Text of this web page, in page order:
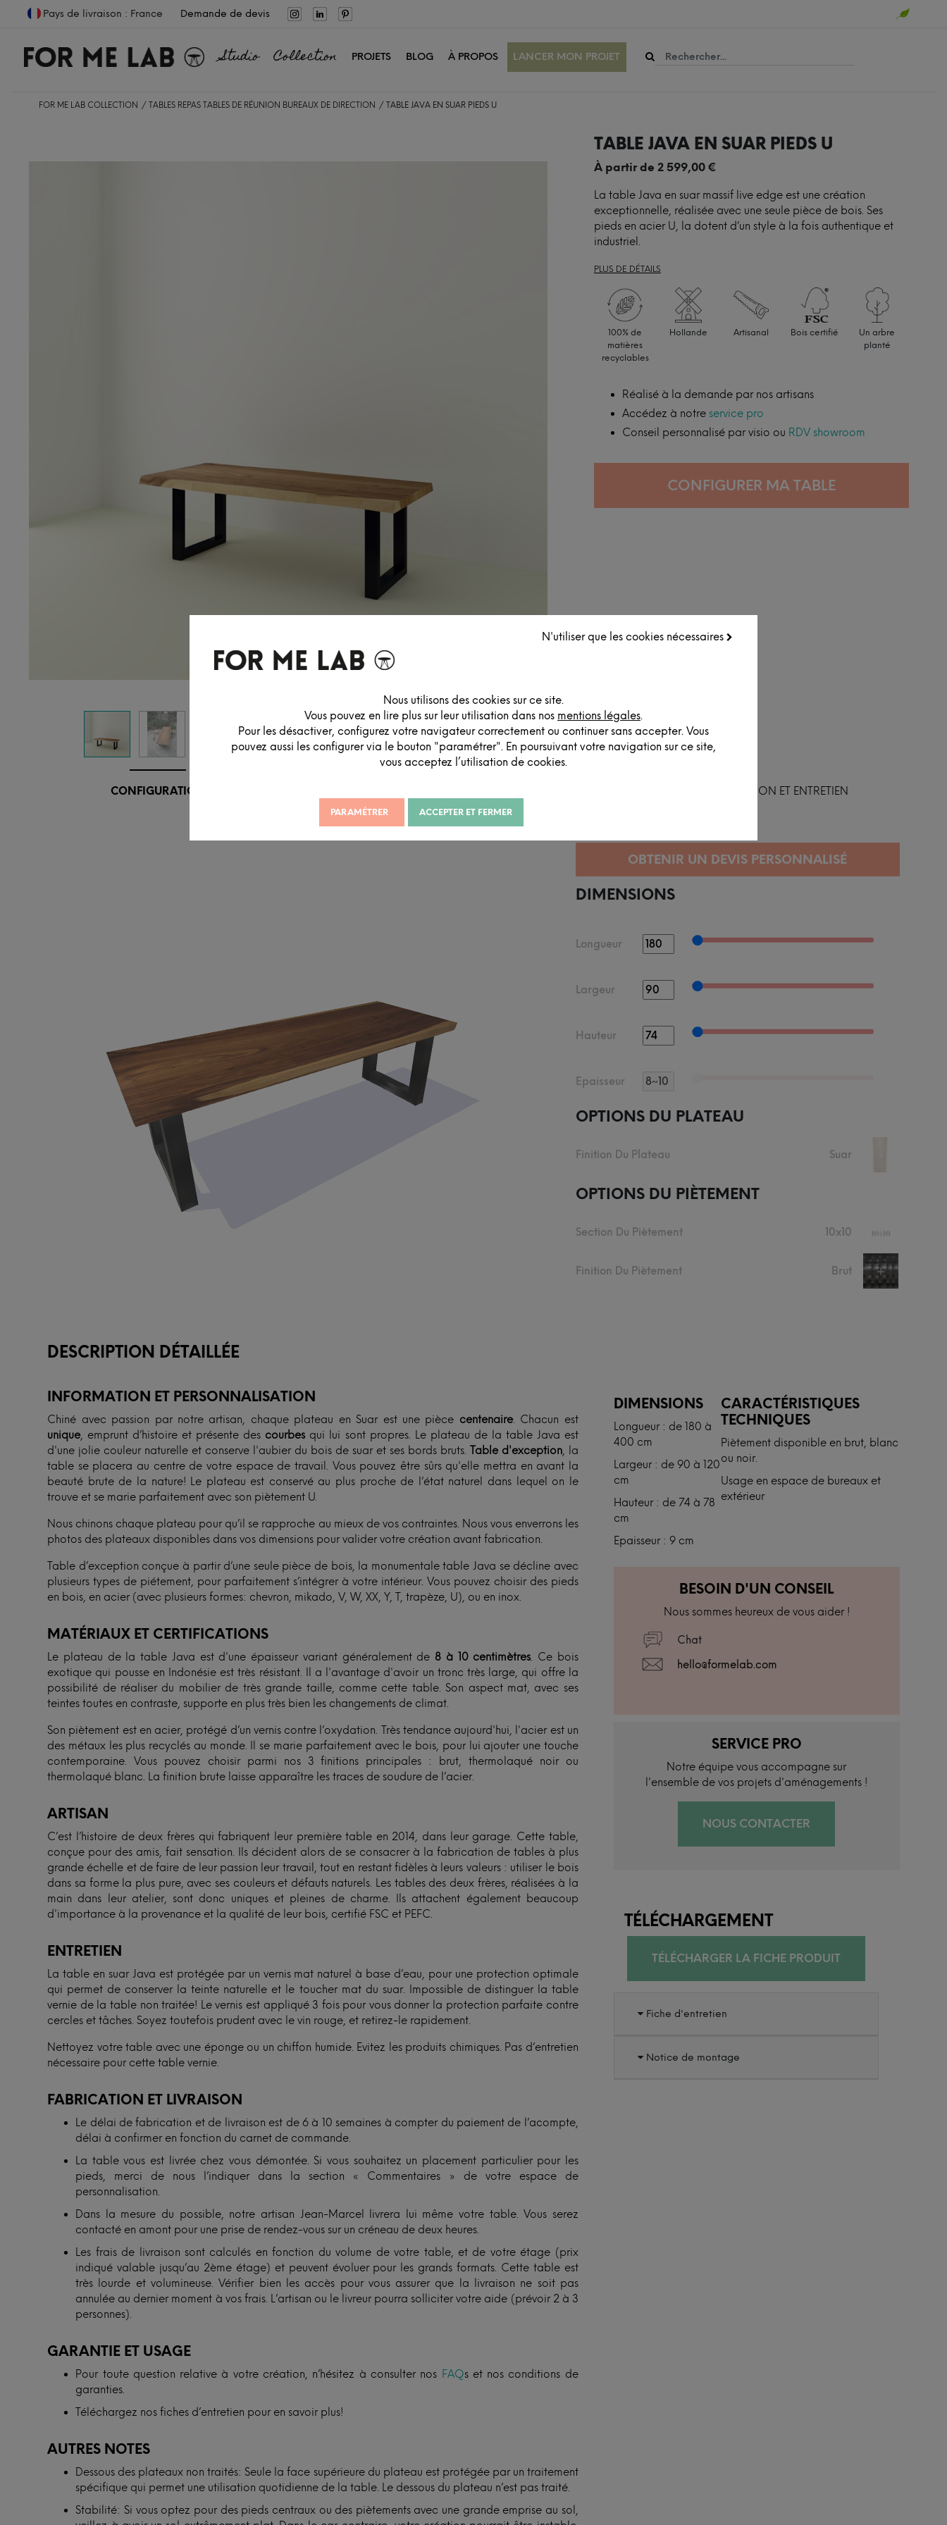
N'utiliser que les cookies nécessaires
Nous utilisons des cookies sur ce site.
Vous pouvez en lire plus sur leur utilisation dans nos mentions légales.
Pour les désactiver, configurez votre navigateur correctement ou continuer sans accepter. Vous
pouvez aussi les configurer via le bouton "paramétrer". En poursuivant votre navigation sur ce site,
vous acceptez l’utilisation de cookies.
PARAMÉTRER ACCEPTER ET FERMER
Pays de livraison : France Demande de devis
Studio Collection PROJETS BLOG À PROPOS LANCER MON PROJET
FOR ME LAB COLLECTION TABLES REPAS TABLES DE RÉUNION BUREAUX DE DIRECTION TABLE JAVA EN SUAR PIEDS U
TABLE JAVA EN SUAR PIEDS U
À partir de 2 599,00€
La table Java en suar massif live edge est une création
exceptionnelle, réalisée avec une seule pièce de bois. Ses
pieds en acier U, la dotent d’un style à la fois authentique et
industriel.
PLUS DE DÉTAILS
100% de
matières
recyclables
Hollande Artisanal Bois certifié
Un arbre
planté
Réalisé à la demande par nos artisans
Accédez à notre service pro
Conseil personnalisé par visio ou RDV showroom
CONFIGURER MA TABLE
CONFIGURATION FINITION ET ENTRETIEN
DIMENSIONS
Longueur
Largeur
Hauteur
Epaisseur
OPTIONS DU PLATEAU
Finition Du Plateau Suar
OPTIONS DU PIÈTEMENT
Section Du Piètement 10x10
Finition Du Piètement Brut +
DESCRIPTION DÉTAILLÉE
INFORMATION ET PERSONNALISATION
Chiné avec passion par notre artisan, chaque plateau en Suar est une pièce centenaire. Chacun est
unique, emprunt d’histoire et présente des courbes qui lui sont propres. Le plateau de la table Java est
d'une jolie couleur naturelle et conserve l'aubier du bois de suar et ses bords bruts.
Table d'exception, la
table se placera au centre de votre espace de travail. Vous pouvez être sûrs qu'elle mettra en avant la
beauté brute de la nature! Le plateau est conservé au plus proche de l’état naturel dans lequel on le
trouve et se marie parfaitement avec son piètement U.
Nous chinons chaque plateau pour qu’il se rapproche au mieux de vos contraintes. Nous vous enverrons les
photos des plateaux disponibles dans vos dimensions pour valider votre création avant fabrication.
Table d’exception conçue à partir d’une seule pièce de bois, la monumentale table Java se décline avec
plusieurs types de piétement, pour parfaitement s’intégrer à votre intérieur. Vous pouvez choisir des pieds
en bois, en acier (avec plusieurs formes: chevron, mikado, V, W, XX, Y, T, trapèze, U), ou en inox.
MATÉRIAUX ET CERTIFICATIONS
Le plateau de la table Java est d'une épaisseur variant généralement de 8 à 10 centimètres. Ce bois
exotique qui pousse en Indonésie est très résistant. Il a l'avantage d'avoir un tronc très large, qui offre la
possibilité de réaliser du mobilier de très grande taille, comme cette table. Son aspect mat, avec ses
teintes toutes en contraste, supporte en plus très bien les changements de climat.
Son piètement est en acier, protégé d’un vernis contre l’oxydation. Très tendance aujourd'hui, l'acier est un
des métaux les plus recyclés au monde. Il se marie parfaitement avec le bois, pour lui ajouter une touche
contemporaine. Vous pouvez choisir parmi nos 3 finitions principales : brut, thermolaqué noir ou
thermolaqué blanc. La finition brute laisse apparaître les traces de soudure de l’acier.
ARTISAN
C’est l’histoire de deux frères qui fabriquent leur première table en 2014, dans leur garage. Cette table,
conçue pour des amis, fait sensation. Ils décident alors de se consacrer à la fabrication de tables à plus
grande échelle et de faire de leur passion leur travail, tout en restant fidèles à leurs valeurs : utiliser le bois
dans sa forme la plus pure, avec ses couleurs et défauts naturels. Les tables des deux frères, réalisées à la
main dans leur atelier, sont donc uniques et pleines de charme. Ils attachent également beaucoup
d'importance à la provenance et la qualité de leur bois, certifié FSC et PEFC.
ENTRETIEN
La table en suar Java est protégée par un vernis mat naturel à base d’eau, pour une protection optimale
qui permet de conserver la teinte naturelle et le toucher mat du suar. Impossible de distinguer la table
vernie de la table non traitée! Le vernis est appliqué 3 fois pour vous donner la protection parfaite contre
cercles et tâches. Soyez toutefois prudent avec le vin rouge, et retirez-le rapidement.
Nettoyez votre table avec une éponge ou un chiffon humide. Evitez les produits chimiques. Pas d’entretien
nécessaire pour cette table vernie.
FABRICATION ET LIVRAISON
Le délai de fabrication et de livraison est de 6 à 10 semaines à compter du paiement de l’acompte,
délai à confirmer en fonction du carnet de commande.
La table vous est livrée chez vous démontée. Si vous souhaitez un placement particulier pour les
pieds, merci de nous l’indiquer dans la section « Commentaires » de votre espace de
personnalisation.
Dans la mesure du possible, notre artisan Jean-Marcel livrera lui même votre table. Vous serez
contacté en amont pour une prise de rendez-vous sur un créneau de deux heures.
Les frais de livraison sont calculés en fonction du volume de votre table, et de votre étage (prix
indiqué valable jusqu’au 2ème étage) et peuvent évoluer pour les grands formats. Cette table est
très lourde et volumineuse. Vérifier bien les accès pour vous assurer que la livraison ne soit pas
annulée au dernier moment à vos frais. L’artisan ou le livreur pourra solliciter votre aide (prévoir 2 à 3
personnes).
GARANTIE ET USAGE
Pour toute question relative à votre création, n’hésitez à consulter nos FAQs et nos conditions de
garanties.
Téléchargez nos fiches d’entretien pour en savoir plus!
AUTRES NOTES
Dessous des plateaux non traités: Seule la face supérieure du plateau est protégée par un traitement
spécifique qui permet une utilisation quotidienne de la table. Le dessous du plateau n’est pas traité.
Stabilité: Si vous optez pour des pieds centraux ou des piètements avec une grande emprise au sol,
DIMENSIONS
Longueur : de 180 à
400 cm
Largeur : de 90 à 120
cm
Hauteur : de 74 à 78
cm
Epaisseur : 9 cm
CARACTÉRISTIQUES
TECHNIQUES
Piètement disponible en brut, blanc
ou noir.
Usage en espace de bureaux et
extérieur
BESOIN D'UN CONSEIL
Nous sommes heureux de vous aider !
Chat
hello@formelab.com
SERVICE PRO
Notre équipe vous accompagne sur
l'ensemble de vos projets d'aménagements !
NOUS CONTACTER
TÉLÉCHARGEMENT
TÉLÉCHARGER LA FICHE PRODUIT
Fiche d'entretien
Notice de montage